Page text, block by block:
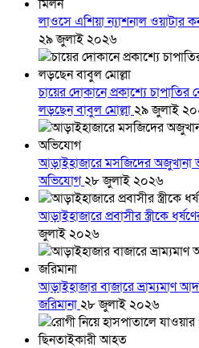
লাওসে এশিয়া ন্যাশনাল ওয়াটার
২৯ জুলাই ২০২৬
চায়ের দোকানে প্রকাশ্যে চাপাতির
লড়ছেন বাবুল মোল্লা২৯ জুলাই
আড়াইহাজারে মস‌জি‌দের অজুখানা
অভিযোগ২৮ জুলাই ২০২৬
আড়াইহাজারে প্রবাসীর স্ত্রীকে
জুলাই ২০২৬
আড়াইহাজার বাজারে ভ্রাম্যমাণ
জরিমানা২৮ জুলাই ২০২৬